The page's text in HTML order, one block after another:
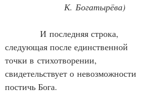
К. Богатырёва)
И последняя строка,
следующая после единственной
точки в стихотворении,
свидетельствует о невозможности
постичь Бога.